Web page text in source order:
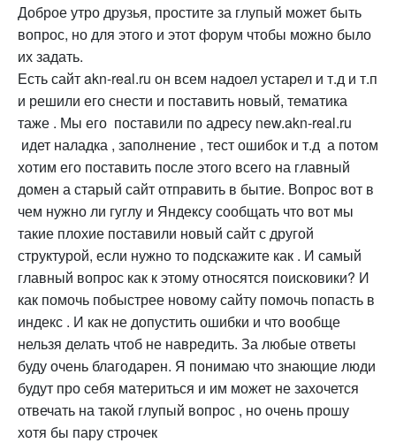
Доброе утро друзья, простите за глупый может быть
вопрос, но для этого и этот форум чтобы можно было
их задать.
Есть сайт akn-real.ru он всем надоел устарел и т.д и т.п
и решили его снести и поставить новый, тематика
таже . Мы его поставили по адресу new.akn-real.ru
идет наладка , заполнение , тест ошибок и т.д а потом
хотим его поставить после этого всего на главный
домен а старый сайт отправить в бытие. Вопрос вот в
чем нужно ли гуглу и Яндексу сообщать что вот мы
такие плохие поставили новый сайт с другой
структурой, если нужно то подскажите как . И самый
главный вопрос как к этому относятся поисковики? И
как помочь побыстрее новому сайту помочь попасть в
индекс . И как не допустить ошибки и что вообще
нельзя делать чтоб не навредить. За любые ответы
буду очень благодарен. Я понимаю что знающие люди
будут про себя материться и им может не захочется
отвечать на такой глупый вопрос , но очень прошу
хотя бы пару строчек